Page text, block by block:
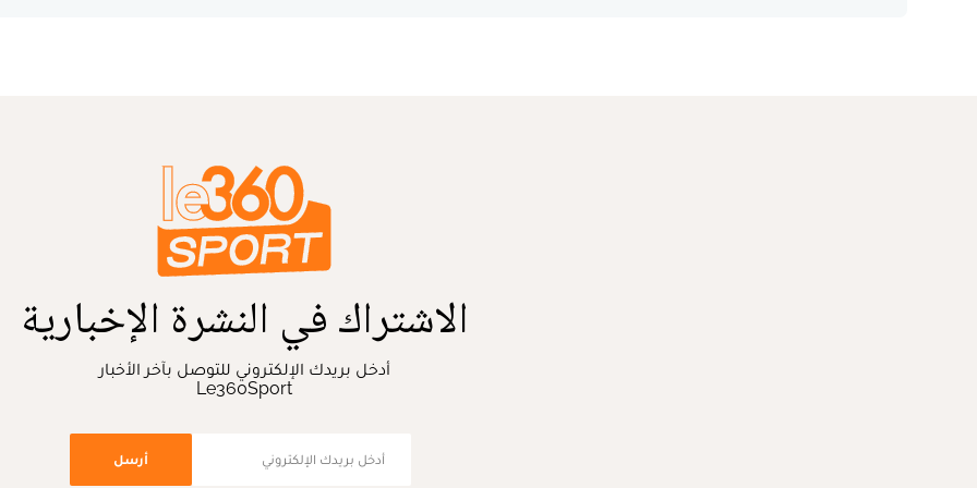
الاشتراك في النشرة الإخبارية
أدخل بريدك الإلكتروني للتوصل بآخر الأخبار
Le360Sport
أرسل